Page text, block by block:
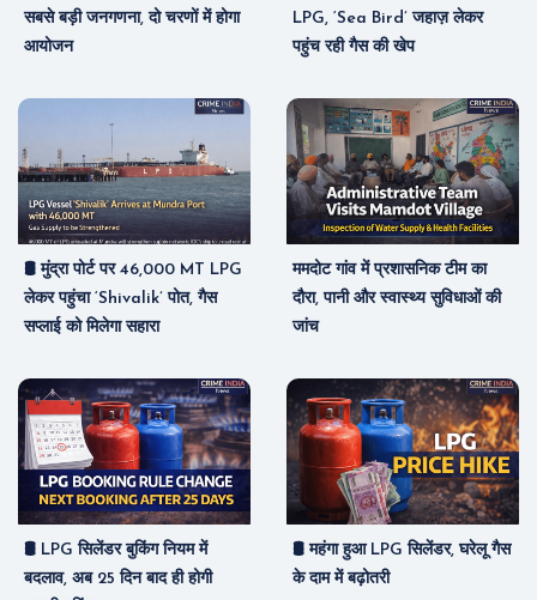
सबसे बड़ी जनगणना, दो चरणों में होगा
आयोजन
LPG, ‘Sea Bird’ जहाज़ लेकर
पहुंच रही गैस की खेप
🛢️ मुंद्रा पोर्ट पर 46,000 MT LPG
लेकर पहुंचा ‘Shivalik’ पोत, गैस
सप्लाई को मिलेगा सहारा
ममदोट गांव में प्रशासनिक टीम का
दौरा, पानी और स्वास्थ्य सुविधाओं की
जांच
🛢️ LPG सिलेंडर बुकिंग नियम में
बदलाव, अब 25 दिन बाद ही होगी
🛢️ महंगा हुआ LPG सिलेंडर, घरेलू गैस
के दाम में बढ़ोतरी